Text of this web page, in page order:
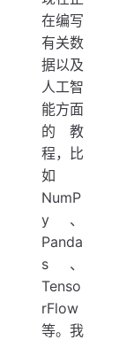
在编写
有关数
据以及
人工智
能方面
的教
程，比
如
NumP
y、
Panda
s、
Tenso
rFlow
等。我